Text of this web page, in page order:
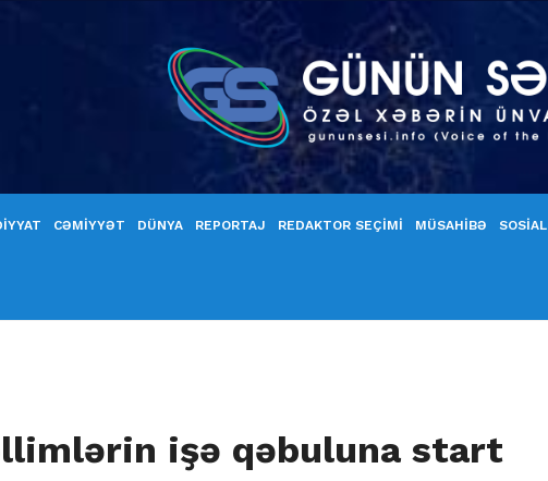
CƏMİYYƏT DÜNYA REPORTAJ REDAKTOR SEÇİMİ MÜSAHİBƏ SOSİAL
işə qəbuluna start